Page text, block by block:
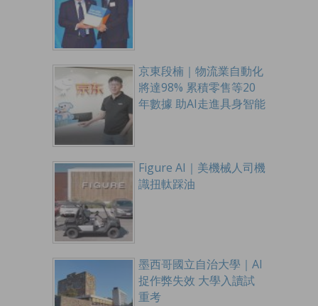
京東段楠｜物流業自動化
將達98% 累積零售等20
年數據 助AI走進具身智能
Figure AI｜美機械人司機
識扭軚踩油
墨西哥國立自治大學｜AI
捉作弊失效 大學入讀試
重考